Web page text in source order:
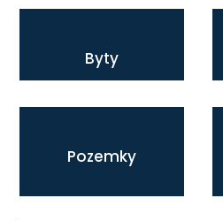
Byty
Pozemky